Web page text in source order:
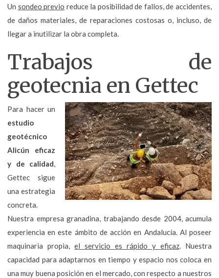
Un sondeo previo reduce la posibilidad de fallos, de accidentes,
de daños materiales, de reparaciones costosas o, incluso, de
llegar a inutilizar la obra completa.
Trabajos de
geotecnia en Gettec
Para hacer un
estudio
geotécnico
Alicún eficaz
y de calidad,
Gettec sigue
una estrategia
concreta.
Nuestra empresa granadina, trabajando desde 2004, acumula
experiencia en este ámbito de acción en Andalucía. Al poseer
maquinaria propia, el servicio es rápido y eficaz. Nuestra
capacidad para adaptarnos en tiempo y espacio nos coloca en
una muy buena posición en el mercado, con respecto a nuestros